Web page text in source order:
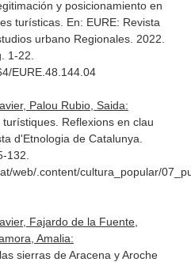
y posicionamiento en
turísticas. En: EURE: Revista
urbano Regionales. 2022.
1-22.
EURE.48.144.04
Palou Rubio, Saida:
Reflexions en clau
d'Etnologia de Catalunya
132.
web/.content/cultura_popular/
Fajardo de la Fuente,
Amalia:
sierras de Aracena y Aroche